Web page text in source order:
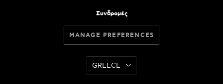
Συνδρομές
MANAGE PREFERENCES
GREECE